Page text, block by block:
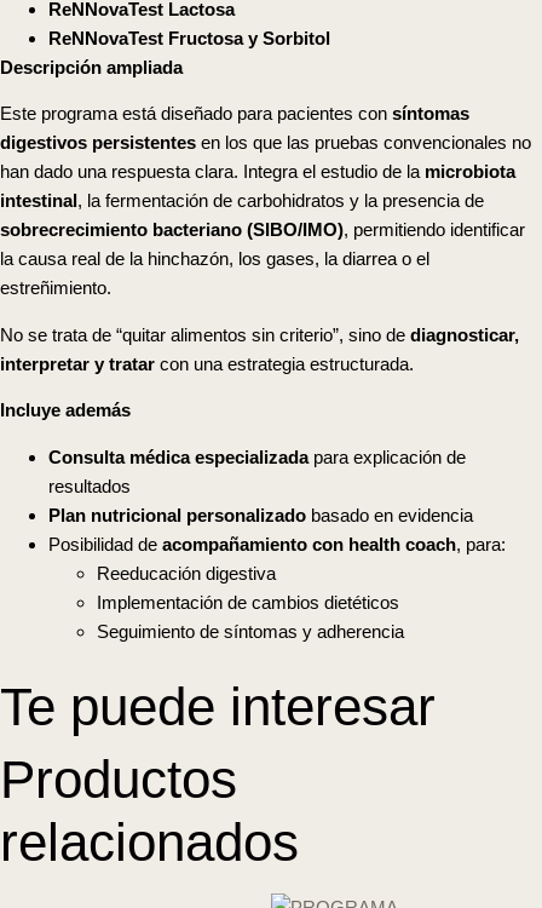
ReNNovaTest Lactosa
ReNNovaTest Fructosa y Sorbitol
Descripción ampliada
Este programa está diseñado para pacientes con síntomas
digestivos persistentes en los que las pruebas convencionales no
han dado una respuesta clara. Integra el estudio de la microbiota
intestinal, la fermentación de carbohidratos y la presencia de
sobrecrecimiento bacteriano (SIBO/IMO), permitiendo identificar
la causa real de la hinchazón, los gases, la diarrea o el
estreñimiento.
No se trata de “quitar alimentos sin criterio”, sino de diagnosticar,
interpretar y tratar con una estrategia estructurada.
Incluye además
Consulta médica especializadapara explicación de
resultados
Plan nutricional personalizado basado en evidencia
Posibilidad de acompañamiento con health coach, para:
Reeducación digestiva
Implementación de cambios dietéticos
Seguimiento de síntomas y adherencia
Te puede interesar
Productos
relacionados